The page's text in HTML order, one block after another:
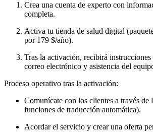
Crea una cuenta de experto con
completa.
Activa tu tienda de salud digital
por 179 $/año).
Tras la activación, recibirá
correo electrónico y asistencia del
Proceso operativo tras la activación:
Comunícate con los clientes a través de
funciones de traducción automática).
Acordar el servicio y crear una oferta